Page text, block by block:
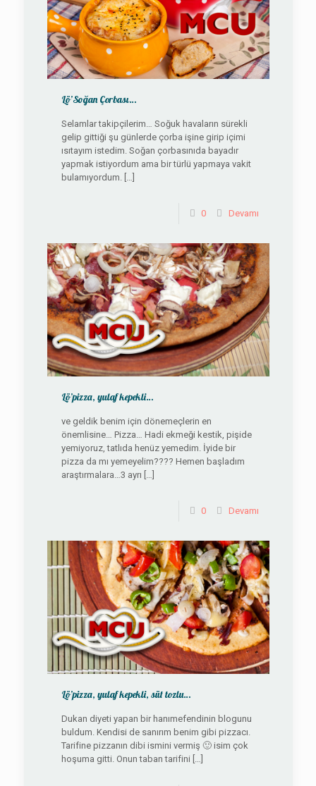
Lö’Soğan Çorbası…
Selamlar takipçilerim… Soğuk havaların sürekli
gelip gittiği şu günlerde çorba işine girip içimi
ısıtayım istedim. Soğan çorbasınıda bayadır
yapmak istiyordum ama bir türlü yapmaya vakit
bulamıyordum.[…]
0 Devamı
Lö’pizza, yulaf kepekli…
ve geldik benim için dönemeçlerin en
önemlisine… Pizza… Hadi ekmeği kestik, pişide
yemiyoruz, tatlıda henüz yemedim. İyide bir
pizza da mı yemeyelim???? Hemen başladım
araştırmalara…3 ayrı […]
0 Devamı
Lö’pizza, yulaf kepekli, süt tozlu…
Dukan diyeti yapan bir hanımefendinin blogunu
buldum. Kendisi de sanırım benim gibi pizzacı.
Tarifine pizzanın dibi ismini vermiş 🙂 isim çok
hoşuma gitti. Onun taban tarifini […]